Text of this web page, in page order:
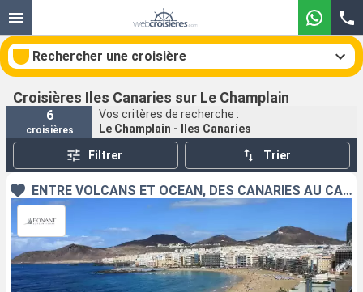
Rechercher une croisière
Nos destinations
Ports
Rechercher
Croisières Iles Canaries sur Le Champlain
6
croisières
Vos critères de recherche :
Le Champlain - Iles Canaries
Filtrer Trier
ENTRE VOLCANS ET OCÉAN, DES CANARIES AU CAP-VERT